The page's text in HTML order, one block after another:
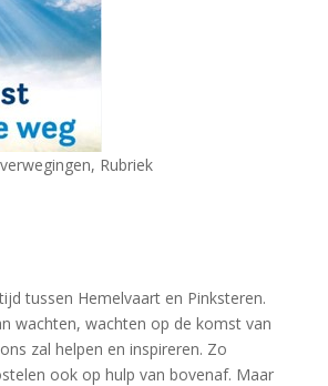
, Rubriek
tussen Hemelvaart en Pinksteren.
wachten, wachten op de komst van
zal helpen en inspireren. Zo
ook op hulp van bovenaf. Maar